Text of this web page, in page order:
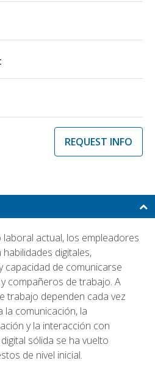
REQUEST INFO
actual, los empleadores
digitales,
de comunicarse
compañeros de trabajo. A
trabajo dependen cada vez
la comunicación, la
y la interacción con
sólida se ha vuelto
de nivel inicial.